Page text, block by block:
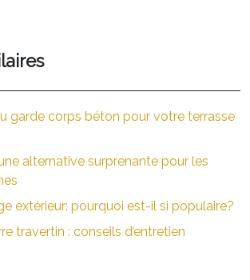
garde corps béton pour votre terrasse
alternative surprenante pour les
extérieur: pourquoi est-il si populaire?
travertin : conseils d’entretien